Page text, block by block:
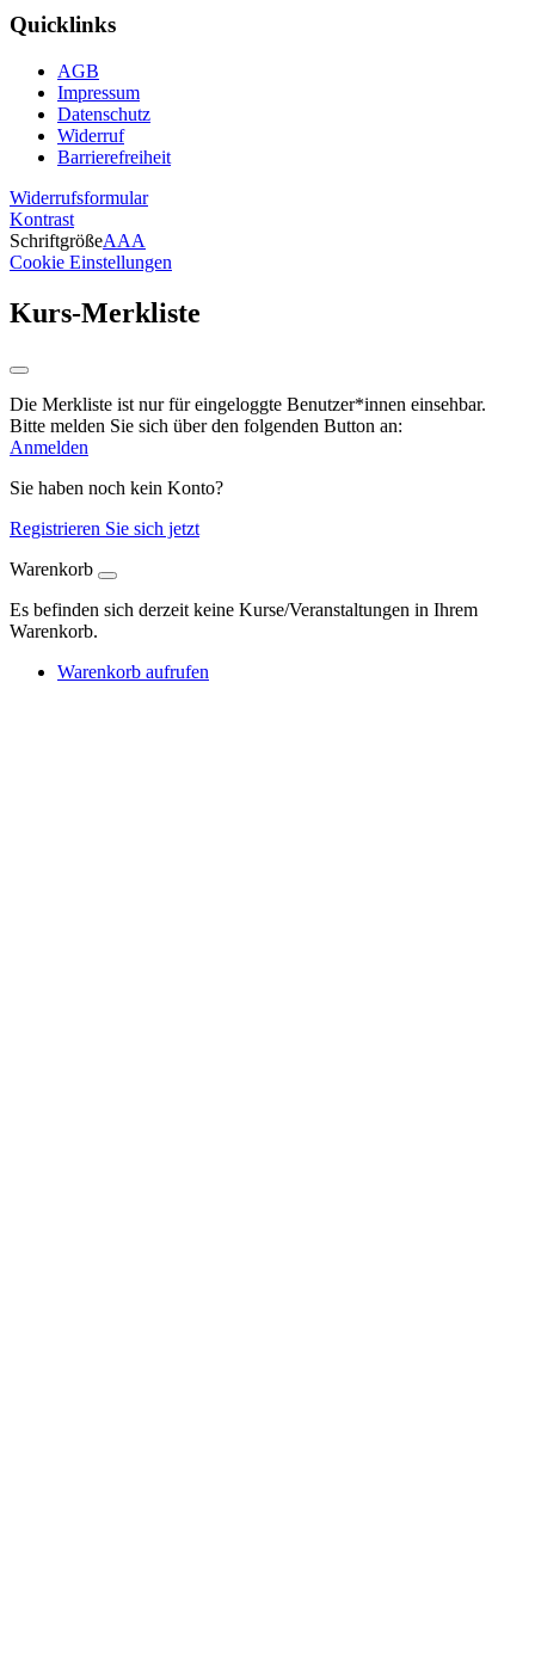
Quicklinks
AGB
Impressum
Datenschutz
Widerruf
Barrierefreiheit
Widerrufsformular
Kontrast
SchriftgrößeAAA
Cookie Einstellungen
Kurs-Merkliste
Die Merkliste ist nur für eingeloggte Benutzer*innen einsehbar.
Bitte melden Sie sich über den folgenden Button an:
Anmelden
Sie haben noch kein Konto?
Registrieren Sie sich jetzt
Warenkorb
Es befinden sich derzeit keine Kurse/Veranstaltungen in Ihrem
Warenkorb.
Warenkorb aufrufen